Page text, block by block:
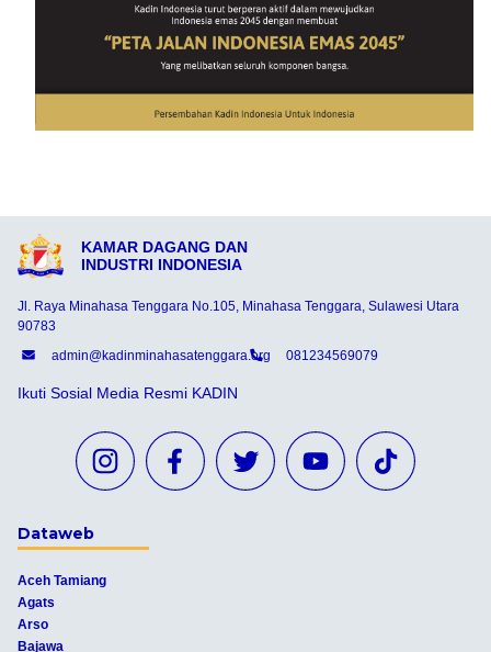
KAMAR DAGANG DAN
INDUSTRI INDONESIA
Jl. Raya Minahasa Tenggara No.105, Minahasa Tenggara, Sulawesi Utara
90783
admin@kadinminahasatenggara.org
081234569079
Ikuti Sosial Media Resmi KADIN
Dataweb
Aceh Tamiang
Agats
Arso
Bajawa